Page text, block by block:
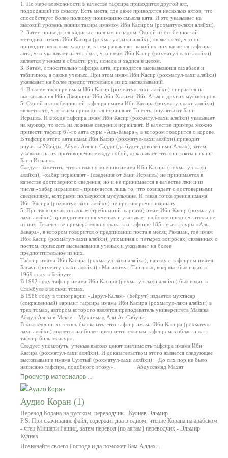
1. По мере возможности в качестве тафсира приводится другой аят,
подходящий по смыслу. Есть места, где даже приводятся несколько аятов, что
способствует более полному пониманию смысла аята. И это указывает на
высокий уровень знания тасира имамом Ибн Касиром (рохматул-лахи аляйхи).
2. Затем приводятся хадисы с полным иснадом. Одной из особенностей
методики имама Ибн Касира (рохматул-лахи аляйхи) является то, что он
приводит несколько хадисов, затем разъясняет какой их них касается тафсира
аята, что указывает на тот факт, что имам Ибн Касир (рохматул-лахи аляйхи)
является ученым в области руи, иснада и хадиса в целом.
3. Затем, относительно тафсира аята, приводятся высказывания сахабаов и
табигинов, а также ученых. При этом имам Ибн Касир (рохматул-лахи аляйхи)
указывает на более предпочтительное из их высказываний.
4. В своем тафсире имам Ибн Касир (рохматул-лахи аляйхи) опирается на
высказывания Ибн Джарира, Ибн Аби Хатима, Ибн Атыя и других муфассиров.
5. Одной из особенностей тафсира имама Ибн Касира (рохматул-лахи аляйхи)
является то, что в нем приводится исраилият. То есть, риуаяты от Бани
Исраиль. И в ходе тафсира имам Ибн Касир (рохматул-лахи аляйхи) указывает
на мункар, то есть на ложные сведения исраилият. В качестве примера можно
привести тафсир 67-го аята суры «Аль-Бакара», в котором говорится о корове.
В тафсире этого аята имам Ибн Касир (рохматул-лахи аляйхи) приводит
риуаяты Убайды, Абуль-Алия и Садди (да будет доволен ими Аллах), затем,
указывая на их противоречия между собой, доказывает, что они взяты из книг
Бани Исраиль.
Следует заметить, что согласно мнению имама Ибн Касира (рохматул-лахи
аляйхи), «хабар исраилият» (сведения от Бани Исраиль) не принимается в
качестве достоверного сведения, но и не принимается в качестве лжи и из
числа «хабар исраилият» принмается лишь то, что совпадает с достоверными
сведениями, которыми пользуются мусульмане. И такая точка зрения имама
Ибн Касира (рохматул-лахи аляйхи) не противоречит шариату.
5. При тафсире аятов ахкам (требований шариата) имам Ибн Касир (рохматул-
лахи аляйхи) приводит мнения ученых и указывает на более предпочтительное
из них. В качестве примера можно сказать о тафсире 185-го аята суры «Аль-
Бакара», в котором говорится о предписании поста в месяц Рамазан, где имам
Ибн Касир (рохматул-лахи аляйхи), упоминая о четырех вопросах, связанных с
постом, приводит высказывания ученых и указывает на более
предпочтительное из них.
Тафсир имама Ибн Касира (рохматул-лахи аляйхи), наряду с тафсиром имама
Багауи (рохматул-лахи аляйхи) «Магалимут-Танзиль», впервые был издан в
1969 году в Бейруте.
В 1992 году тафсир имама Ибн Касира (рохматул-лахи аляйхи) был издан в
Стамбуле в восьми томах.
В 1986 году в типографии «Дарул-Калам» (Бейрут) издается мухтасар
(сокращенный) вариант тафсира имама Ибн Касира (рохматул-лахи аляйхи) в
трех томах, автором которого является преподаватель университета Малика
Абдул-Азиза в Мекке – Мухаммад Али Ас-Сабуни.
В заключении хотелось бы сказать, что тафсир имама Ибн Касира (рохматул-
лахи аляйхи) является наиболее предпочтительным тафсиром в области «ат-
тафсир биль-маасур».
Следует упомянуть, ученые высоко ценят значимость тафсира имама Ибн
Касира (рохматул-лахи аляйхи). И доказательством этого является следующее
высказывание имама Суютый (рохматул-лахи аляйхи): «До сих пор не было
написано тафсира, подобного этому».
Абдуссамад Махат
Просмотр материалов ...
Аудио Коран (1)
Перевод Корана на русском, переводчик - Кулиев Эльмир
P.S. При скачивание файл, содержит два в одном, чтение Корана на арабском
- чтец Мишари Рашид, затем перевод (по аятам) переводчик - Эльмир
Кулиев
Познавайте своего Господа и да поможет Вам Аллах...